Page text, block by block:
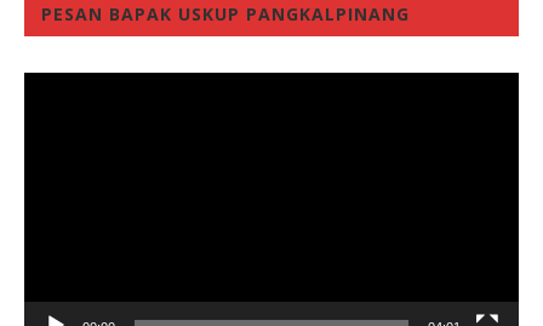
PESAN BAPAK USKUP PANGKALPINANG